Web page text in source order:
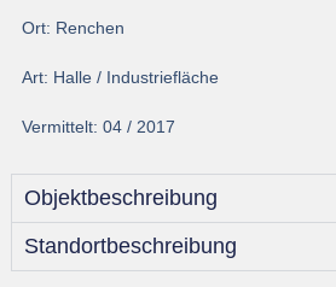
Ort: Renchen
Art: Halle / Industriefläche
Vermittelt: 04 / 2017
Objektbeschreibung
Standortbeschreibung